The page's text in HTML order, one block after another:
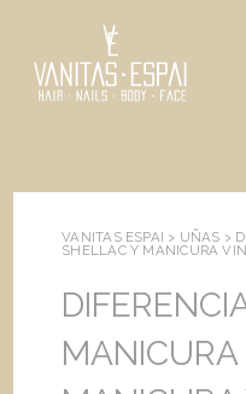
VANITAS ESPAI > UÑAS >
SHELLAC Y MANICURA